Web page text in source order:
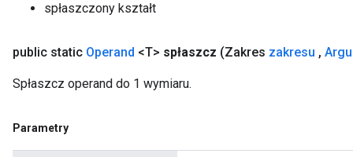
spłaszczony kształt
public static Operand <T> spłaszcz (Zakres zakresu ,
Spłaszcz operand do 1 wymiaru.
Parametry